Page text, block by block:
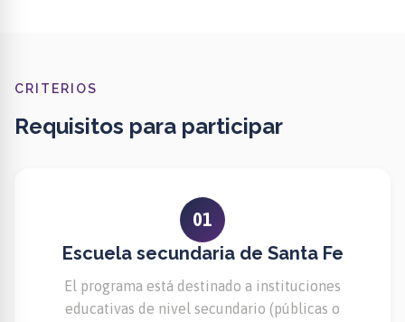
CRITERIOS
Requisitos para participar
01
Escuela secundaria de Santa Fe
El programa está destinado a instituciones
educativas de nivel secundario (públicas o